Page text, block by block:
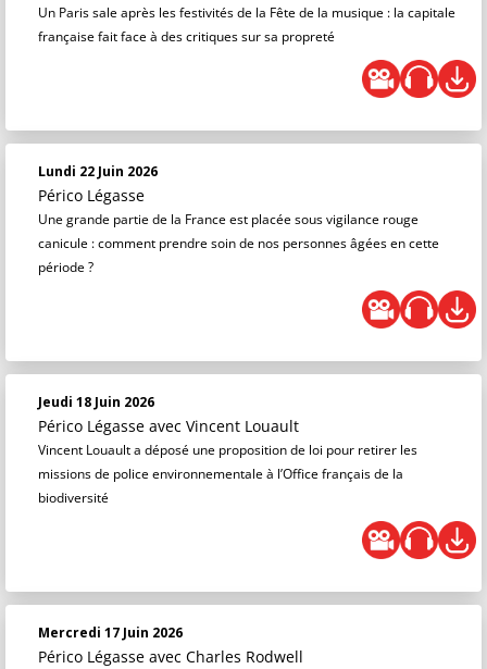
Un Paris sale après les festivités de la Fête de la musique : la capitale
française fait face à des critiques sur sa propreté
Lundi 22 Juin 2026
Périco Légasse
Une grande partie de la France est placée sous vigilance rouge
canicule : comment prendre soin de nos personnes âgées en cette
période ?
Jeudi 18 Juin 2026
Périco Légasse avec Vincent Louault
Vincent Louault a déposé une proposition de loi pour retirer les
missions de police environnementale à l’Office français de la
biodiversité
Mercredi 17 Juin 2026
Périco Légasse avec Charles Rodwell